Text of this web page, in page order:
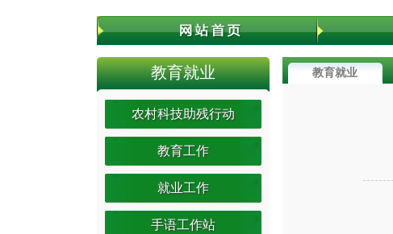
教育就业
农村科技助残行动
教育工作
就业工作
手语工作站
教育就业